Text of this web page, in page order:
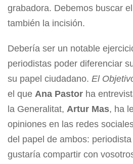
grabadora. Debemos buscar
también la incisión.
Debería ser un notable
periodistas poder diferenciar
su papel ciudadano. El
el que Ana Pastor ha
la Generalitat, Artur Mas, ha
opiniones en las redes
del papel de ambos:
gustaría compartir con